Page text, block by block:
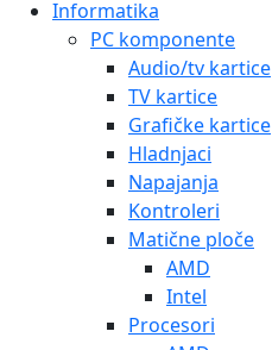
Informatika
PC komponente
Audio/tv kartice
TV kartice
Grafičke kartice
Hladnjaci
Napajanja
Kontroleri
Matične ploče
AMD
Intel
Procesori